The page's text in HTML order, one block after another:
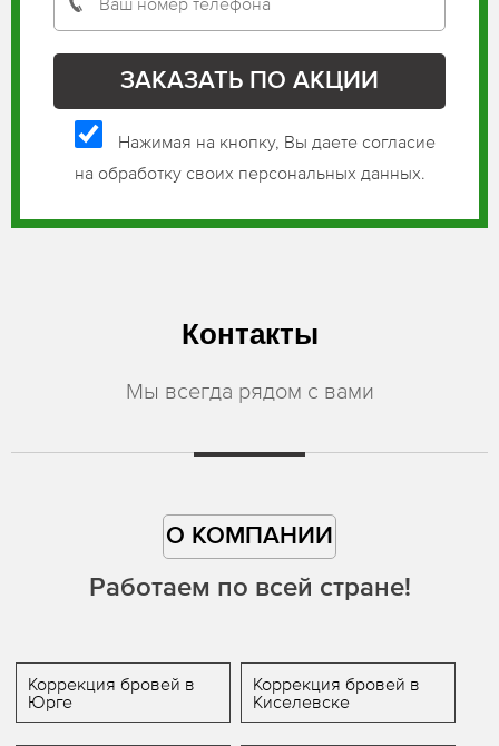
Нажимая на кнопку, Вы даете согласие
на обработку своих персональных данных.
Контакты
Мы всегда рядом с вами
О КОМПАНИИ
Работаем по всей стране!
Коррекция бровей в
Юрге
Коррекция бровей в
Киселевске